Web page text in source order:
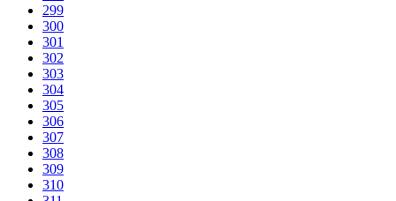
299
300
301
302
303
304
305
306
307
308
309
310